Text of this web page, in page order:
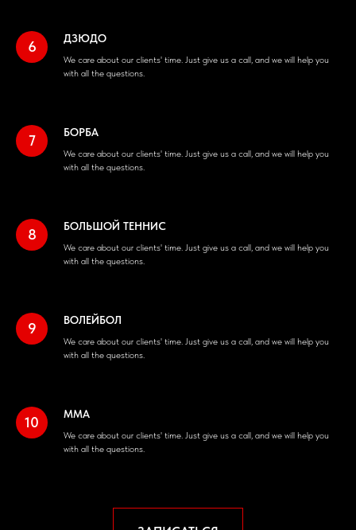
ДЗЮДО
We care about our clients' time. Just give us a call, and we will help you
with all the questions.
БОРБА
We care about our clients' time. Just give us a call, and we will help you
with all the questions.
БОЛЬШОЙ ТЕННИС
We care about our clients' time. Just give us a call, and we will help you
with all the questions.
ВОЛЕЙБОЛ
We care about our clients' time. Just give us a call, and we will help you
with all the questions.
ММА
We care about our clients' time. Just give us a call, and we will help you
with all the questions.